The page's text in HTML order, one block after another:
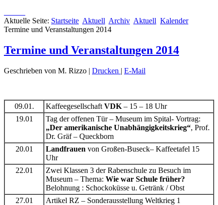
Aktuelle Seite: Startseite Aktuell Archiv Aktuell Kalender
Termine und Veranstaltungen 2014
Termine und Veranstaltungen 2014
Geschrieben von M. Rizzo | Drucken | E-Mail
09.01. Kaffeegesellschaft VDK – 15 – 18 Uhr
19.01
Tag der offenen Tür – Museum im Spital- Vortrag:
„Der amerikanische Unabhängigkeitskrieg“, Prof.
Dr. Gräf – Queckborn
20.01
Landfrauen von Großen-Buseck– Kaffeetafel 15
Uhr
22.01
Zwei Klassen 3 der Rabenschule zu Besuch im
Museum – Thema: Wie war Schule früher?
Belohnung : Schockoküsse u. Getränk / Obst
27.01
Artikel RZ – Sonderausstellung Weltkrieg 1